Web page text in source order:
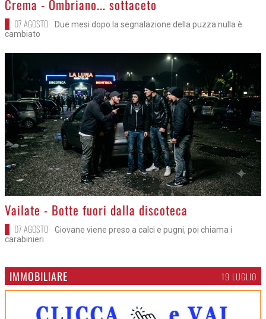
Crema - Ombriano... sottaceto
07 AGOSTO
Due mesi dopo la segnalazione della puzza nulla è
cambiato
>
Vailate - Botte fuori dalla discoteca
07 AGOSTO
Giovane viene preso a calci e pugni, poi chiama i
carabinieri
IMMOBILIARE 19 LUGLIO